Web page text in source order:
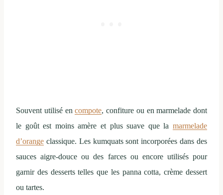
Souvent utilisé encompote, confiture ou en marmelade dont
le goût est moins amère et plus suave que la marmelade
d’orange classique. Les kumquats sont incorporées dans des
sauces aigre-douce ou des farces ou encore utilisés pour
garnir des desserts telles que les panna cotta, crème dessert
ou tartes.